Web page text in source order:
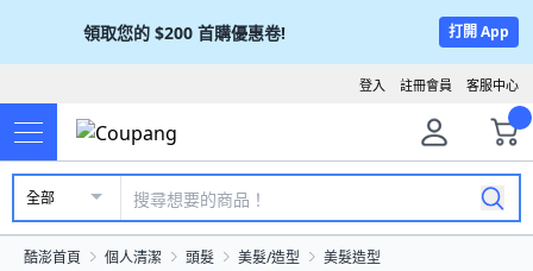
領取您的 $200 首購優惠卷! 打開 App
客服中心
註冊會員
登入
全部
酷澎首頁 個人清潔 頭髮 美髮/造型 美髮造型